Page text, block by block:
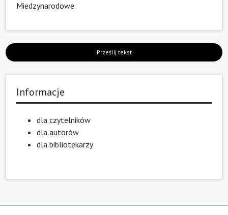
Miedzynarodowe.
Prześlij tekst
Informacje
dla czytelników
dla autorów
dla bibliotekarzy